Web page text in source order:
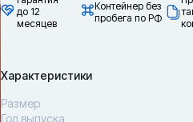
до 12
месяцев
Контейнер без
пробега по РФ
Характеристики
Размер
Год выпуска